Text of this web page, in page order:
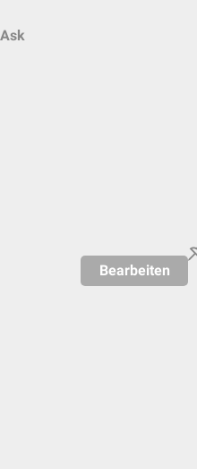
Ask
Bearbeiten